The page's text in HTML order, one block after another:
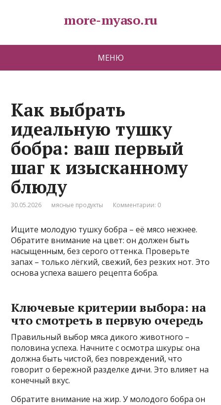
more-myaso.ru
МЕНЮ
Как выбрать
идеальную тушку
бобра: ваш первый
шаг к изысканному
блюду
30.05.2026 мясные продукты Комментарии: 0
Ищите молодую тушку бобра – её мясо нежнее.
Обратите внимание на цвет: он должен быть
насыщенным, без серого оттенка. Проверьте
запах – только лёгкий, свежий, без резких нот. Это
основа успеха вашего рецепта бобра.
Ключевые критерии выбора: на
что смотреть в первую очередь
Правильный выбор мяса дикого животного –
половина успеха. Начните с осмотра шкуры: она
должна быть чистой, без повреждений, что
говорит о бережной разделке дичи. Это влияет на
конечный вкус.
Обратите внимание на жир. У молодого бобра он